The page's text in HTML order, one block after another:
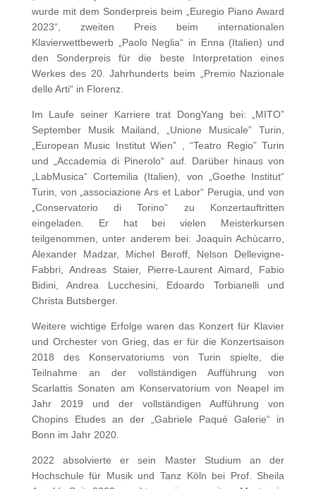
wurde mit dem Sonderpreis beim „Euregio Piano Award
2023“, zweiten Preis beim internationalen
Klavierwettbewerb „Paolo Neglia“ in Enna (Italien) und
den Sonderpreis für die beste Interpretation eines
Werkes des 20. Jahrhunderts beim „Premio Nazionale
delle Arti“ in Florenz.
Im Laufe seiner Karriere trat DongYang bei: „MITO”
September Musik Mailand, „Unione Musicale” Turin,
„European Music Institut Wien” , “Teatro Regio” Turin
und „Accademia di Pinerolo“ auf. Darüber hinaus von
„LabMusica“ Cortemilia (Italien), von „Goethe Institut“
Turin, von „associazione Ars et Labor“ Perugia, und von
„Conservatorio di Torino“ zu Konzertauftritten
eingeladen. Er hat bei vielen Meisterkursen
teilgenommen, unter anderem bei: Joaquìn Achùcarro,
Alexander Madzar, Michel Beroff, Nelson Dellevigne-
Fabbri, Andreas Staier, Pierre-Laurent Aimard, Fabio
Bidini, Andrea Lucchesini, Edoardo Torbianelli und
Christa Butsberger.
Weitere wichtige Erfolge waren das Konzert für Klavier
und Orchester von Grieg, das er für die Konzertsaison
2018 des Konservatoriums von Turin spielte, die
Teilnahme an der vollständigen Aufführung von
Scarlattis Sonaten am Konservatorium von Neapel im
Jahr 2019 und der vollständigen Aufführung von
Chopins Etudes an der „Gabriele Paqué Galerie“ in
Bonn im Jahr 2020.
2022 absolvierte er sein Master Studium an der
Hochschule für Musik und Tanz Köln bei Prof. Sheila